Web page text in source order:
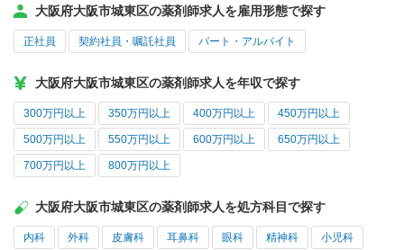
大阪府大阪市城東区の薬剤師求人を雇用形態で探す
正社員 契約社員・嘱託社員 パート・アルバイト
大阪府大阪市城東区の薬剤師求人を年収で探す
300万円以上 350万円以上 400万円以上 450万円以上
500万円以上 550万円以上 600万円以上 650万円以上
700万円以上 800万円以上
大阪府大阪市城東区の薬剤師求人を処方科目で探す
内科 外科 皮膚科 耳鼻科 眼科 精神科 小児科